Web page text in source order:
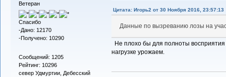
Ветеран
Спасибо
-Дано: 12170
-Получено: 10290
Сообщений: 1205
Рейтинг: 10296
север Удмуртии, Дебесский
Цитата: Игорь2 от 30 Ноября 2016, 23:57:13
Данные по вызреванию лозы на
Не плохо бы для полноты
нагрузке урожаем.